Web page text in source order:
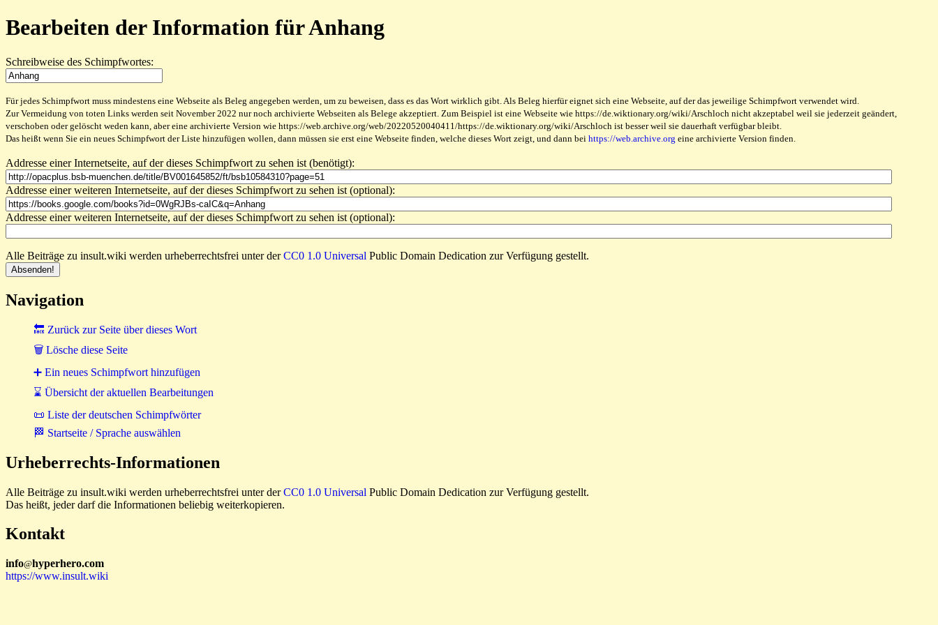
Bearbeiten der Information für Anhang
Schreibweise des Schimpfwortes:
Für jedes Schimpfwort muss mindestens eine Webseite als Beleg angegeben werden, um zu beweisen, dass es das Wort wirklich gibt. Als Beleg hierfür eignet sich eine Webseite, auf der das jeweilige Schimpfwort verwendet wird.
Zur Vermeidung von toten Links werden seit November 2022 nur noch archivierte Webseiten als Belege akzeptiert. Zum Beispiel ist eine Webseite wie https://de.wiktionary.org/wiki/Arschloch nicht akzeptabel weil sie jederzeit geändert,
verschoben oder gelöscht weden kann, aber eine archivierte Version wie https://web.archive.org/web/20220520040411/https://de.wiktionary.org/wiki/Arschloch ist besser weil sie dauerhaft verfügbar bleibt.
Das heißt wenn Sie ein neues Schimpfwort der Liste hinzufügen wollen, dann müssen sie erst eine Webseite finden, welche dieses Wort zeigt, und dann bei https://web.archive.org eine archivierte Version finden.
Addresse einer Internetseite, auf der dieses Schimpfwort zu sehen ist (benötigt):
Addresse einer weiteren Internetseite, auf der dieses Schimpfwort zu sehen ist (optional):
Addresse einer weiteren Internetseite, auf der dieses Schimpfwort zu sehen ist (optional):
Alle Beiträge zu insult.wiki werden urheberrechtsfrei unter derCC0 1.0 Universal Public Domain Dedication zur Verfügung gestellt.
Navigation
🔙 Zurück zur Seite über dieses Wort
🗑 Lösche diese Seite
➕ Ein neues Schimpfwort hinzufügen
⌛ Übersicht der aktuellen Bearbeitungen
📜 Liste der deutschen Schimpfwörter
🏁 Startseite / Sprache auswählen
Urheberrechts-Informationen
Alle Beiträge zu insult.wiki werden urheberrechtsfrei unter derCC0 1.0 Universal Public Domain Dedication zur Verfügung gestellt.
Das heißt, jeder darf die Informationen beliebig weiterkopieren.
Kontakt
info@hyperhero.com
https://www.insult.wiki